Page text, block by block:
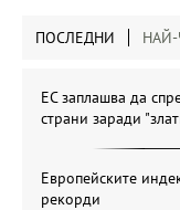
ПОСЛЕДНИ
ЕС заплашва да
страни заради
Европейските
рекорди